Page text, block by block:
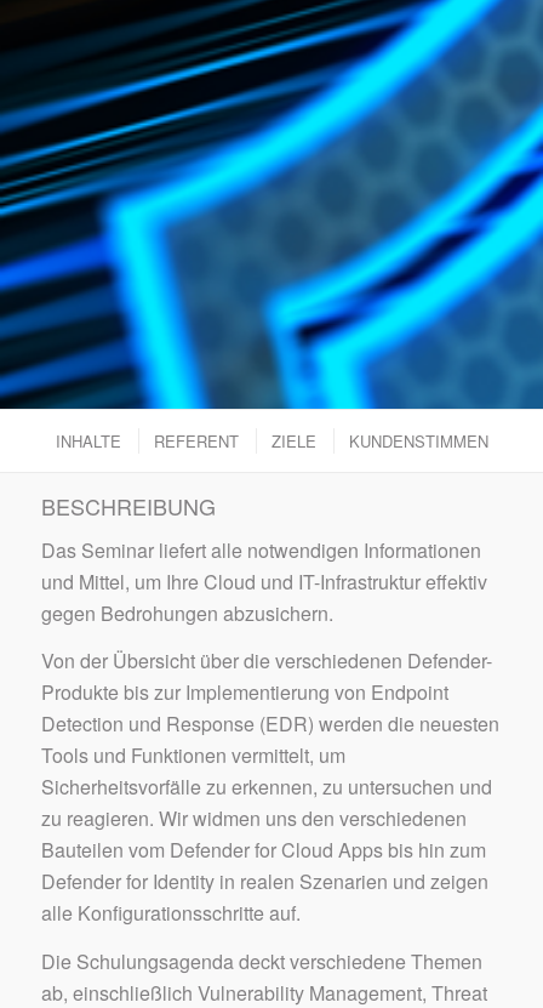
INHALTE REFERENT ZIELE KUNDENSTIMMEN
BESCHREIBUNG
Das Seminar liefert alle notwendigen Informationen
und Mittel, um Ihre Cloud und IT-Infrastruktur effektiv
gegen Bedrohungen abzusichern.
Von der Übersicht über die verschiedenen Defender-
Produkte bis zur Implementierung von Endpoint
Detection und Response (EDR) werden die neuesten
Tools und Funktionen vermittelt, um
Sicherheitsvorfälle zu erkennen, zu untersuchen und
zu reagieren. Wir widmen uns den verschiedenen
Bauteilen vom Defender for Cloud Apps bis hin zum
Defender for Identity in realen Szenarien und zeigen
alle Konfigurationsschritte auf.
Die Schulungsagenda deckt verschiedene Themen
ab, einschließlich Vulnerability Management, Threat